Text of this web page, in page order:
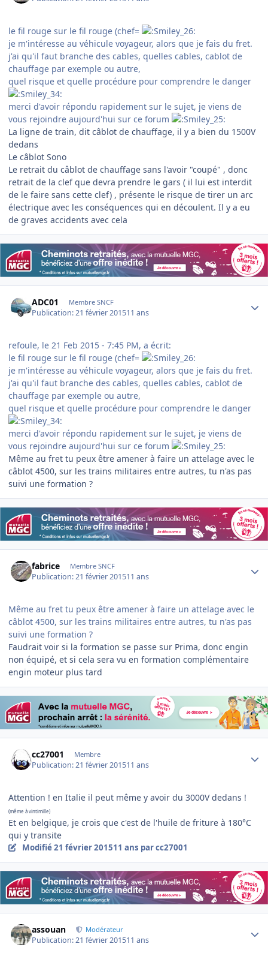
le fil rouge sur le fil rouge (chef=
je m'intéresse au véhicule voyageur, alors que je fais du fret.
j'ai qu'il faut branche des cables, quelles cables, cablot de
chauffage par exemple ou autre,
quel risque et quelle procédure pour comprendre le danger
merci d'avoir répondu rapidement sur le sujet, je viens de
vous rejoindre aujourd'hui sur ce forum
La ligne de train, dit câblot de chauffage, il y a bien du 1500V
dedans
Le câblot Sono
Le retrait du câblot de chauffage sans l'avoir "coupé" , donc
retrait de la clef que devra prendre le gars ( il lui est interdit
de le faire sans cette clef) , présente le risque de tirer un arc
électrique avec les conséquences qui en découlent. Il y a eu
de graves accidents avec cela
ADC01 Membre SNCF
Publication:21 février 201511 ans
refoule, le 21 Feb 2015 - 7:45 PM, a écrit:
le fil rouge sur le fil rouge (chef=
je m'intéresse au véhicule voyageur, alors que je fais du fret.
j'ai qu'il faut branche des cables, quelles cables, cablot de
chauffage par exemple ou autre,
quel risque et quelle procédure pour comprendre le danger
merci d'avoir répondu rapidement sur le sujet, je viens de
vous rejoindre aujourd'hui sur ce forum
Même au fret tu peux être amener à faire un attelage avec le
câblot 4500, sur les trains militaires entre autres, tu n'as pas
suivi une formation ?
fabrice Membre SNCF
Publication:21 février 201511 ans
Même au fret tu peux être amener à faire un attelage avec le
câblot 4500, sur les trains militaires entre autres, tu n'as pas
suivi une formation ?
Faudrait voir si la formation se passe sur Prima, donc engin
non équipé, et si cela sera vu en formation complémentaire
engin moteur plus tard
cc27001 Membre
Publication:21 février 201511 ans
Attention ! en Italie il peut même y avoir du 3000V dedans !
(même à vintimille)
Et en belgique, je crois que c'est de l'huile de friture à 180°C
qui y transite
Modifié21 février 201511 ans par cc27001
assouan Modérateur
Publication:21 février 201511 ans